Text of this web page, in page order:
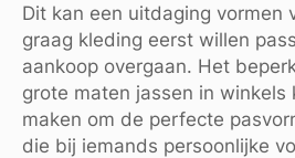
Dit kan een uitdaging vormen
graag kleding eerst willen
aankoop overgaan. Het
grote maten jassen in winkels
maken om de perfecte
die bij iemands persoonlijke